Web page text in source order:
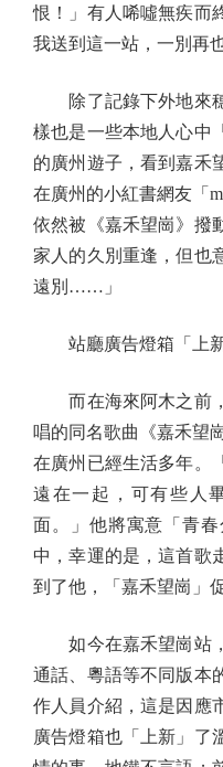
恨！」有人唏噓無疾而
我送到這一站，一別再
除了記錄下外地來穗
樣也是一些本地人心中
的廣州遊子，看到嘉禾
在廣州的小紅書網友「
依然被《嘉禾望崗》撥
家人的久別重逢，但也
遠別……」
站廳廣告燈箱「上新
而在海來阿木之前，
唱的同名歌曲《嘉禾望
在廣州已經生活多年。
遠在一起，可有些人
面。」他將寓意「青
中，幸運的是，這首歌
到了他，「嘉禾望崗」
如今在嘉禾望崗站，
通話、粵語等不同版本
作人員介紹，這是因應
廣告燈箱也「上新」了